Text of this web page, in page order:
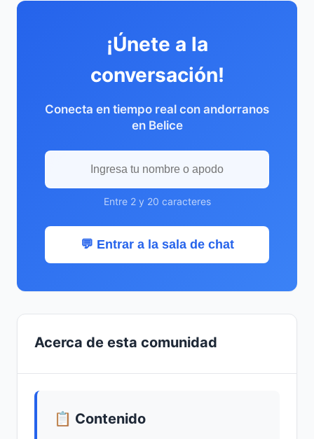
¡Únete a la
conversación!
Conecta en tiempo real con andorranos
en Belice
Entre 2 y 20 caracteres
💬 Entrar a la sala de chat
Acerca de esta comunidad
📋 Contenido